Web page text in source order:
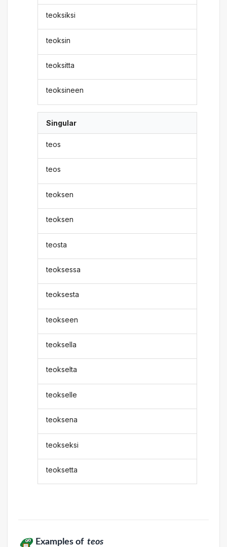
teoksiksi
teoksin
teoksitta
teoksineen
Singular
teos
teos
teoksen
teoksen
teosta
teoksessa
teoksesta
teokseen
teoksella
teokselta
teokselle
teoksena
teokseksi
teoksetta
Examples of teos